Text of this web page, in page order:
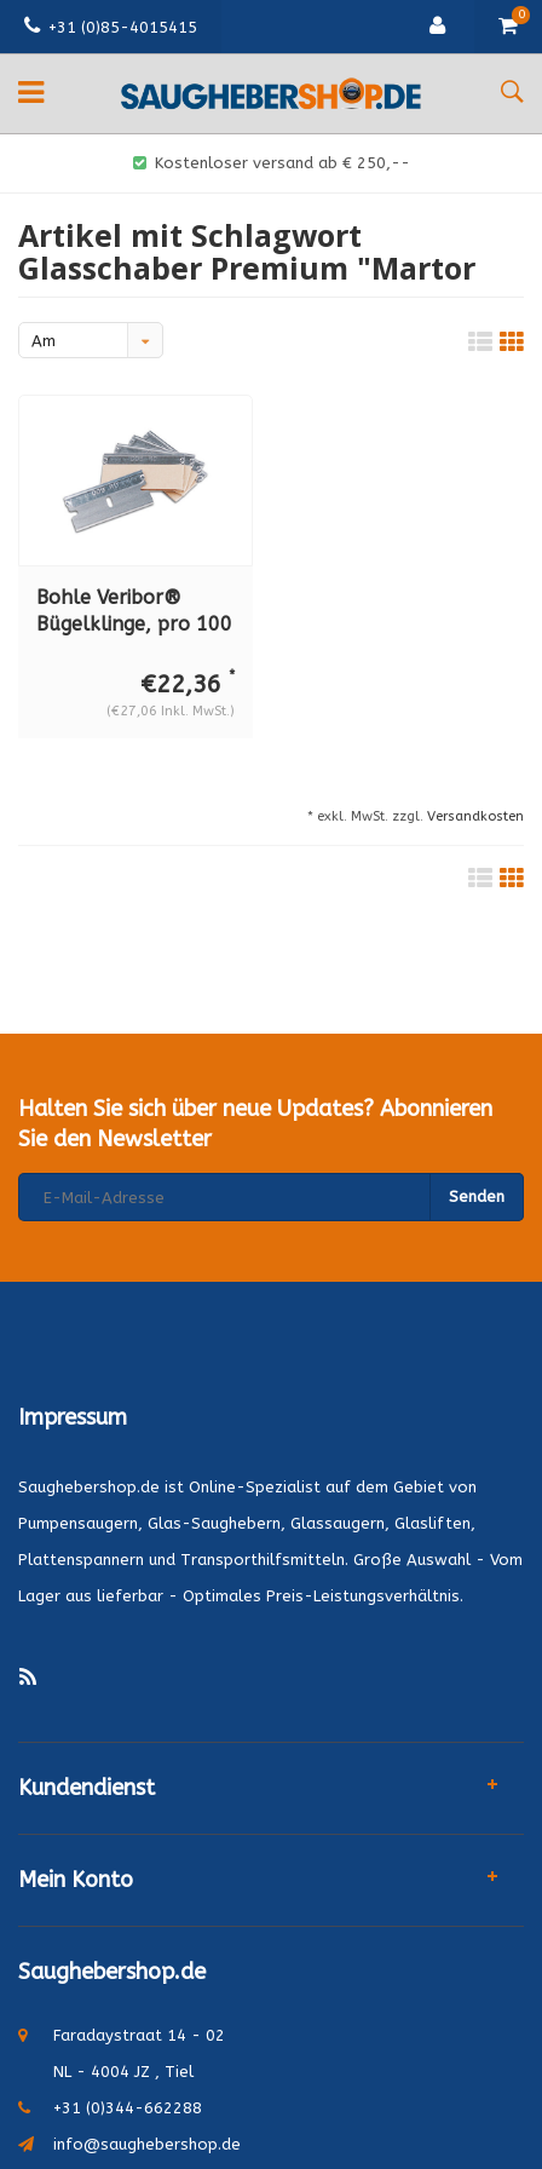
+31 (0)85-4015415
0
Kostenloser versand ab € 250,--
Artikel mit Schlagwort
Glasschaber Premium "Martor
Am
Bohle Veribor®
Bügelklinge, pro 100
€22,36 *
(€27,06 Inkl. MwSt.)
* exkl. MwSt. zzgl. Versandkosten
Halten Sie sich über neue Updates? Abonnieren
Sie den Newsletter
Senden
Impressum
Saughebershop.de ist Online-Spezialist auf dem Gebiet von
Pumpensaugern, Glas-Saughebern, Glassaugern, Glasliften,
Plattenspannern und Transporthilfsmitteln. Große Auswahl - Vom
Lager aus lieferbar - Optimales Preis-Leistungsverhältnis.
Kundendienst
Mein Konto
Saughebershop.de
Faradaystraat 14 - 02
NL - 4004 JZ , Tiel
+31 (0)344-662288
info@saughebershop.de